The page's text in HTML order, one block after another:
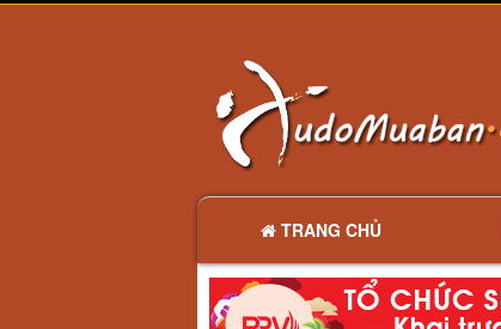
TRANG CHỦ